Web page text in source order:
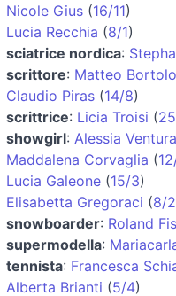
Nicole Gius (16/11)
Lucia Recchia (8/1)
sciatrice nordica:
scrittore: Matteo
Claudio Piras (14/8)
scrittrice: Licia Troisi (
showgirl: Alessia Ventura
Maddalena Corvaglia (
Lucia Galeone (15/3)
Elisabetta Gregoraci (8/2
snowboarder: Roland
supermodella:
tennista: Francesca
Alberta Brianti (5/4)